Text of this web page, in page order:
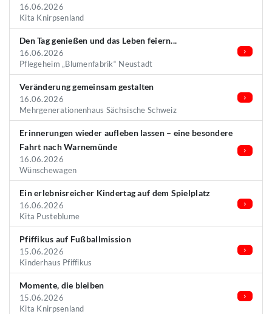
16.06.2026
Kita Knirpsenland
Den Tag genießen und das Leben feiern...
16.06.2026
Pflegeheim „Blumenfabrik“ Neustadt
Veränderung gemeinsam gestalten
16.06.2026
Mehrgenerationenhaus Sächsische Schweiz
Erinnerungen wieder aufleben lassen – eine besondere
Fahrt nach Warnemünde
16.06.2026
Wünschewagen
Ein erlebnisreicher Kindertag auf dem Spielplatz
16.06.2026
Kita Pusteblume
Pfiffikus auf Fußballmission
15.06.2026
Kinderhaus Pfiffikus
Momente, die bleiben
15.06.2026
Kita Knirpsenland